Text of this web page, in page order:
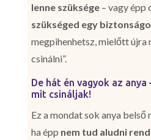
lenne szüksége– vagy épp
szükséged egy
megpihenhetsz, mielőtt újra
csinálni”.
De hát én vagyok az anya
mit csináljak!
Ez a mondat sok anya belső
ha épp nem tud aludni